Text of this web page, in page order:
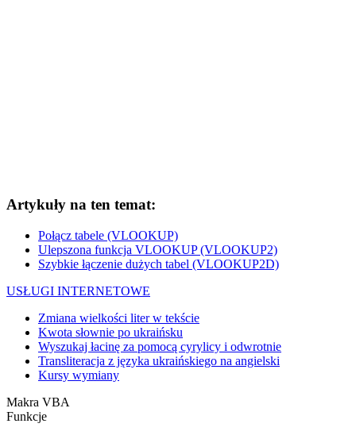
Artykuły na ten temat:
Połącz tabele (VLOOKUP)
Ulepszona funkcja VLOOKUP (VLOOKUP2)
Szybkie łączenie dużych tabel (VLOOKUP2D)
USŁUGI INTERNETOWE
Zmiana wielkości liter w tekście
Kwota słownie po ukraińsku
Wyszukaj łacinę za pomocą cyrylicy i odwrotnie
Transliteracja z języka ukraińskiego na angielski
Kursy wymiany
Makra VBA
Funkcje